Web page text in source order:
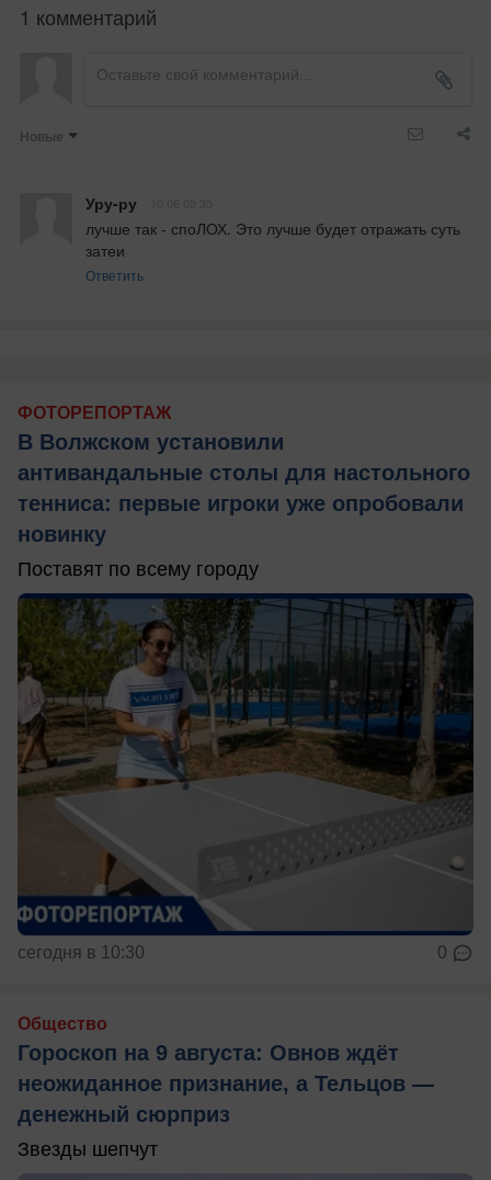
1 комментарий
Новые
Уру-ру
лучше так - споЛОХ. Это лучше будет отражать суть
затеи
Ответить
ФОТОРЕПОРТАЖ
В Волжском установили
антивандальные столы для настольного
тенниса: первые игроки уже опробовали
новинку
Поставят по всему городу
сегодня в 10:30 0
Общество
Гороскоп на 9 августа: Овнов ждёт
неожиданное признание, а Тельцов —
денежный сюрприз
Звезды шепчут